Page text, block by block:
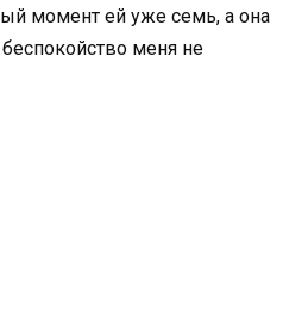
момент ей уже семь, а она
меня не